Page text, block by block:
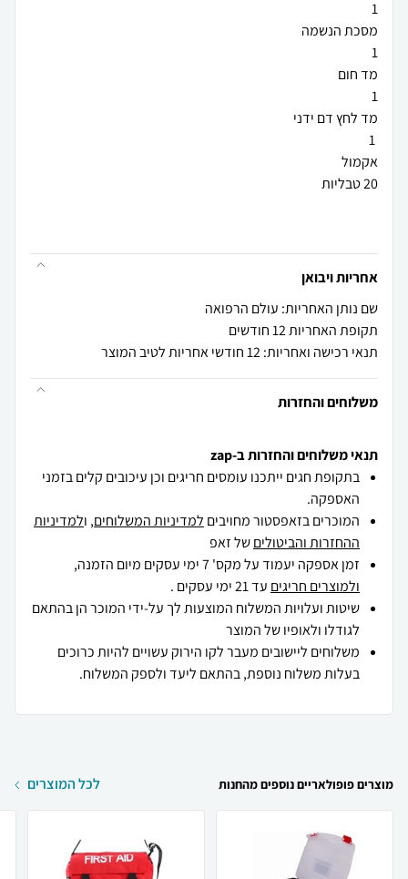
אחריות ויבואן
שם נותן האחריות: עולם הרפואה
תקופת האחריות 12 חודשים
תנאי רכישה ואחריות: 12 חודשי אחריות לטיב המוצר
משלוחים והחזרות
תנאי משלוחים והחזרות ב-zap
בתקופת חגים ייתכנו עומסים חריגים וכן עיכובים קלים בזמני
האספקה.
המוכרים בזאפסטור מחויבים למדיניות המשלוחים, ולמדיניות
ההחזרות והביטוליםשל זאפ
זמן אספקה יעמוד על מקס' 7 ימי עסקים מיום הזמנה,
ולמוצרים חריגים עד 21 ימי עסקים .
שיטות ועלויות המשלוח המוצעות לך על-ידי המוכר הן בהתאם
לגודלו ולאופיו של המוצר
משלוחים ליישובים מעבר לקו הירוק עשויים להיות כרוכים
בעלות משלוח נוספת, בהתאם ליעד ולספק המשלוח.
מוצרים פופולאריים נוספים מהחנות לכל המוצרים